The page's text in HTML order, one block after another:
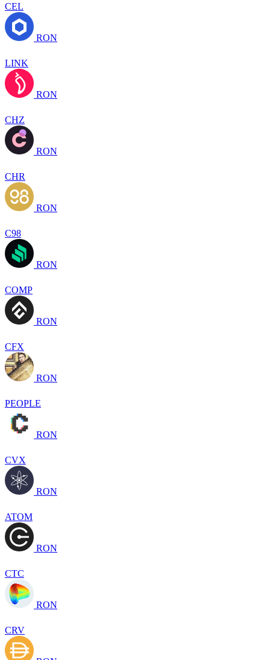
CEL
RON
LINK
RON
CHZ
RON
CHR
RON
C98
RON
COMP
RON
CFX
RON
PEOPLE
RON
CVX
RON
ATOM
RON
CTC
RON
CRV